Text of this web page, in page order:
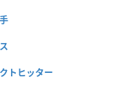
トヒッター